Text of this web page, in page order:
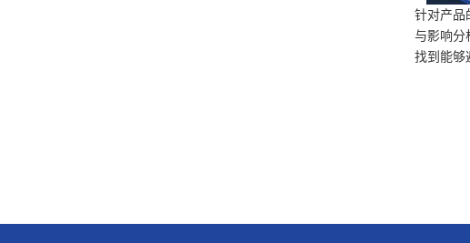
针对产品
与影响分
找到能够